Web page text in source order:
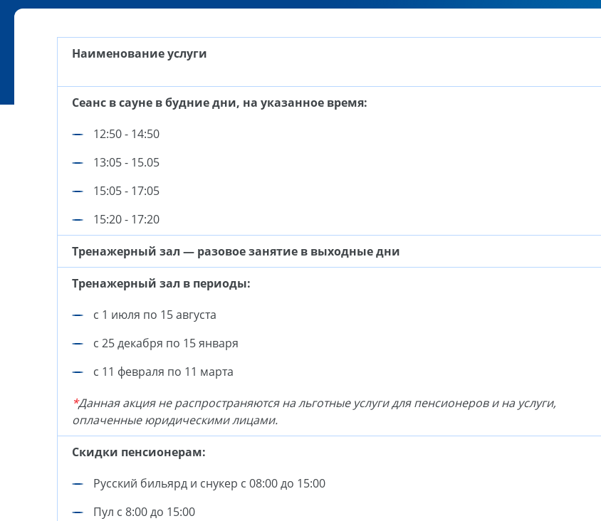
Наименование услуги
Сеанс в сауне в будние дни, на указанное время:
12:50 - 14:50
13:05 - 15.05
15:05 - 17:05
15:20 - 17:20
Тренажерный зал — разовое занятие в выходные дни
Тренажерный зал в периоды:
с 1 июля по 15 августа
с 25 декабря по 15 января
с 11 февраля по 11 марта
*Данная акция не распространяются на льготные услуги для пенсионеров и на услуги,
оплаченные юридическими лицами.
Скидки пенсионерам:
Русский бильярд и снукер c 08:00 до 15:00
Пул с 8:00 до 15:00